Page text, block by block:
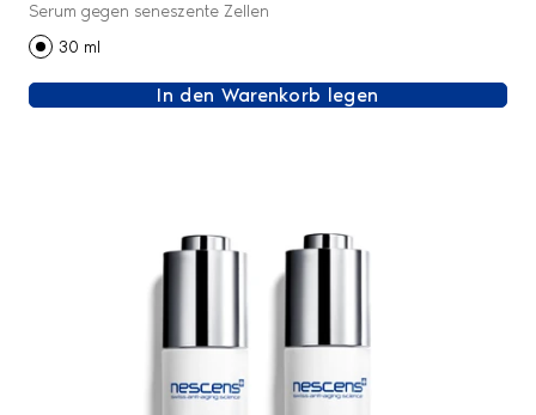
- GESICHT
Serum gegen seneszente Zellen
30 ml
In den Warenkorb legen